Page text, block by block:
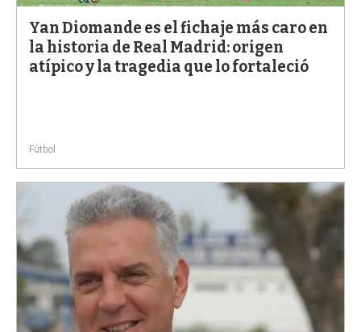
Yan Diomande es el fichaje más caro en
la historia de Real Madrid: origen
atípico y la tragedia que lo fortaleció
Fútbol